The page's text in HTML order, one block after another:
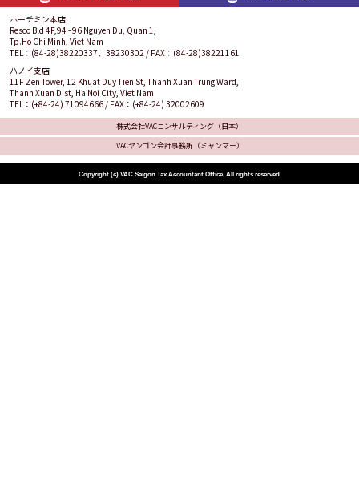
ホーチミン本店
Resco Bld 4F,94 - 96 Nguyen Du, Quan 1,
Tp.Ho Chi Minh, Viet Nam
TEL：(84-28)38220337、38230302 / FAX：(84-28)38221161
ハノイ支店
11F Zen Tower, 12 Khuat Duy Tien St, Thanh Xuan Trung Ward,
Thanh Xuan Dist, Ha Noi City, Viet Nam
TEL：(+84-24) 71094666 / FAX：(+84-24) 32002609
株式会社VACコンサルティング（日本）
VACヤンゴン会計事務所（ミャンマー）
Copyright (c) VAC Saigon Tax Accountant Office, All rights reserved.